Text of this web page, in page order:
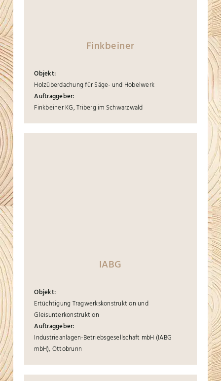
Finkbeiner
Objekt:
Holzüberdachung für Säge- und Hobelwerk
Auftraggeber:
Finkbeiner KG, Triberg im Schwarzwald
IABG
Objekt:
Ertüchtigung Tragwerkskonstruktion und
Gleisunterkonstruktion
Auftraggeber:
Industrieanlagen-Betriebsgesellschaft mbH (IABG
mbH), Ottobrunn